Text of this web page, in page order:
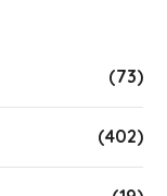
(73)
(402)